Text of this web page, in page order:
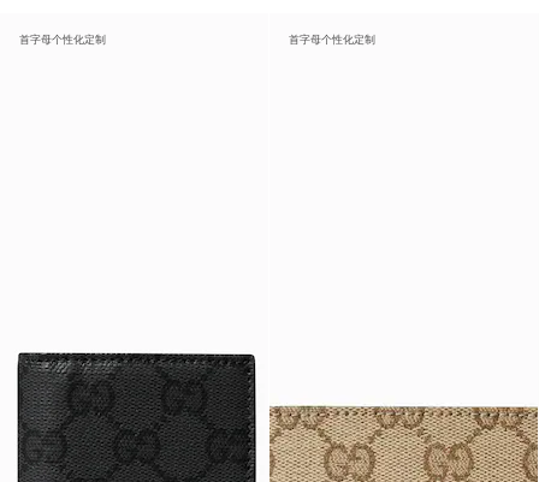
首字母个性化定制 首字母个性化定制